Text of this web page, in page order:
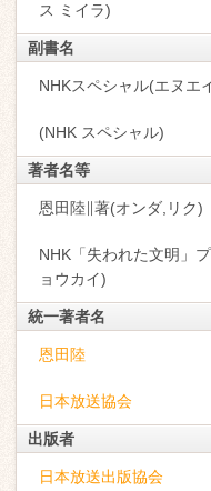
ス ミイラ)
副書名
NHKスペシャル(エヌエ
(NHK スペシャル)
著者名等
恩田陸∥著(オンダ,リク)
NHK「失われた文明」
ョウカイ)
統一著者名
恩田陸
日本放送協会
出版者
日本放送出版協会